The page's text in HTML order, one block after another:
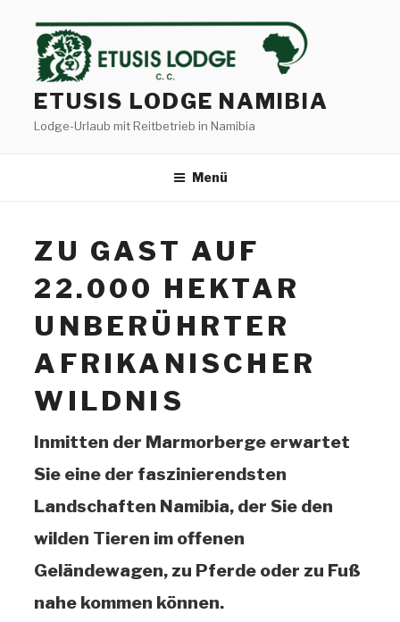
Inhalt
springen
ETUSIS LODGE NAMIBIA
Lodge-Urlaub mit Reitbetrieb in Namibia
Menü
ZU GAST AUF
22.000 HEKTAR
UNBERÜHRTER
AFRIKANISCHER
WILDNIS
Inmitten der Marmorberge erwartet
Sie eine der faszinierendsten
Landschaften Namibia, der Sie den
wilden Tieren im offenen
Geländewagen, zu Pferde oder zu Fuß
nahe kommen können.